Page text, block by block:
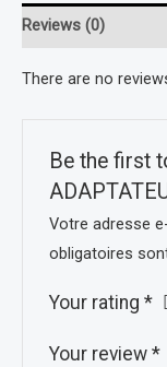
Reviews (0)
There are no
Be the first
Votre adresse
obligatoires
Your rating*
Your review*